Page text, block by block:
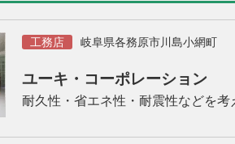
工務店 岐阜県各務原市川島小網町
ユーキ・コーポレーション
耐久性・省エネ性・耐震性などを考